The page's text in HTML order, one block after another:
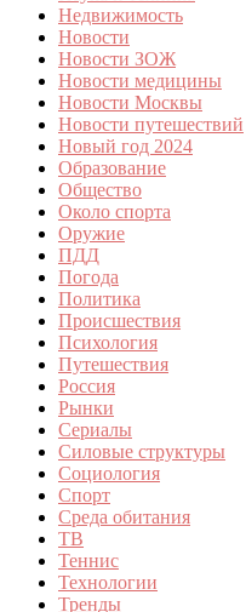
Недвижимость
Новости
Новости ЗОЖ
Новости медицины
Новости Москвы
Новости путешествий
Новый год 2024
Образование
Общество
Около спорта
Оружие
ПДД
Погода
Политика
Происшествия
Психология
Путешествия
Россия
Рынки
Сериалы
Силовые структуры
Социология
Спорт
Среда обитания
ТВ
Теннис
Технологии
Тренды